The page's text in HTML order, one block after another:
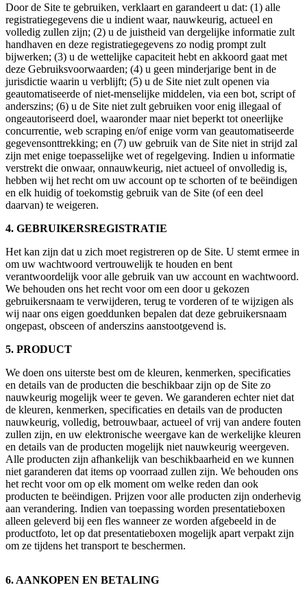
Door de Site te gebruiken, verklaart en garandeert u dat: (1) alle
registratiegegevens die u indient waar, nauwkeurig, actueel en
volledig zullen zijn; (2) u de juistheid van dergelijke informatie zult
handhaven en deze registratiegegevens zo nodig prompt zult
bijwerken; (3) u de wettelijke capaciteit hebt en akkoord gaat met
deze Gebruiksvoorwaarden; (4) u geen minderjarige bent in de
jurisdictie waarin u verblijft; (5) u de Site niet zult openen via
geautomatiseerde of niet-menselijke middelen, via een bot, script of
anderszins; (6) u de Site niet zult gebruiken voor enig illegaal of
ongeautoriseerd doel, waaronder maar niet beperkt tot oneerlijke
concurrentie, web scraping en/of enige vorm van geautomatiseerde
gegevensonttrekking; en (7) uw gebruik van de Site niet in strijd zal
zijn met enige toepasselijke wet of regelgeving. Indien u informatie
verstrekt die onwaar, onnauwkeurig, niet actueel of onvolledig is,
hebben wij het recht om uw account op te schorten of te beëindigen
en elk huidig of toekomstig gebruik van de Site (of een deel
daarvan) te weigeren.
4. GEBRUIKERSREGISTRATIE
Het kan zijn dat u zich moet registreren op de Site. U stemt ermee in
om uw wachtwoord vertrouwelijk te houden en bent
verantwoordelijk voor alle gebruik van uw account en wachtwoord.
We behouden ons het recht voor om een door u gekozen
gebruikersnaam te verwijderen, terug te vorderen of te wijzigen als
wij naar ons eigen goeddunken bepalen dat deze gebruikersnaam
ongepast, obsceen of anderszins aanstootgevend is.
5. PRODUCT
We doen ons uiterste best om de kleuren, kenmerken, specificaties
en details van de producten die beschikbaar zijn op de Site zo
nauwkeurig mogelijk weer te geven. We garanderen echter niet dat
de kleuren, kenmerken, specificaties en details van de producten
nauwkeurig, volledig, betrouwbaar, actueel of vrij van andere fouten
zullen zijn, en uw elektronische weergave kan de werkelijke kleuren
en details van de producten mogelijk niet nauwkeurig weergeven.
Alle producten zijn afhankelijk van beschikbaarheid en we kunnen
niet garanderen dat items op voorraad zullen zijn. We behouden ons
het recht voor om op elk moment om welke reden dan ook
producten te beëindigen. Prijzen voor alle producten zijn onderhevig
aan verandering. Indien van toepassing worden presentatieboxen
alleen geleverd bij een fles wanneer ze worden afgebeeld in de
productfoto, let op dat presentatieboxen mogelijk apart verpakt zijn
om ze tijdens het transport te beschermen.
6. AANKOPEN EN BETALING